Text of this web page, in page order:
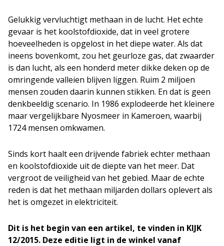
Gelukkig vervluchtigt methaan in de lucht. Het echte
gevaar is het koolstofdioxide, dat in veel grotere
hoeveelheden is opgelost in het diepe water. Als dat
ineens bovenkomt, zou het geurloze gas, dat zwaarder
is dan lucht, als een honderd meter dikke deken op de
omringende valleien blijven liggen. Ruim 2 miljoen
mensen zouden daarin kunnen stikken. En dat is geen
denkbeeldig scenario. In 1986 explodeerde het kleinere
maar vergelijkbare Nyosmeer in Kameroen, waarbij
1724 mensen omkwamen.
Sinds kort haalt een drijvende fabriek echter methaan
en koolstofdioxide uit de diepte van het meer. Dat
vergroot de veiligheid van het gebied. Maar de echte
reden is dat het methaan miljarden dollars oplevert als
het is omgezet in elektriciteit.
Dit is het begin van een artikel, te vinden in KIJK
12/2015. Deze editie ligt in de winkel vanaf